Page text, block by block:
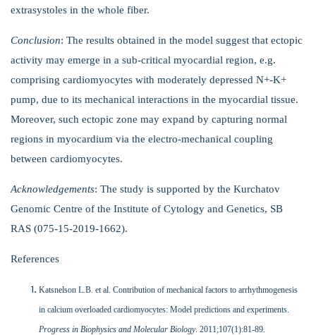
extrasystoles in the whole fiber.
Conclusion: The results obtained in the model suggest that ectopic
activity may emerge in a sub-critical myocardial region, e.g.
comprising cardiomyocytes with moderately depressed N+-K+
pump, due to its mechanical interactions in the myocardial tissue.
Moreover, such ectopic zone may expand by capturing normal
regions in myocardium via the electro-mechanical coupling
between cardiomyocytes.
Acknowledgements: The study is supported by the Kurchatov
Genomic Centre of the Institute of Cytology and Genetics, SB
RAS (075-15-2019-1662).
References
Katsnelson L.B. et al. Contribution of mechanical factors to arrhythmogenesis
in calcium overloaded cardiomyocytes: Model predictions and experiments.
Progress in Biophysics and Molecular Biology. 2011;107(1):81-89.